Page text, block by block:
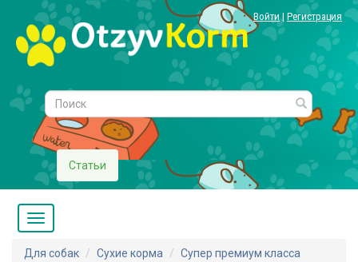
Войти| Регистрация
Статьи
Для собак Сухие корма
Супер премиум класса